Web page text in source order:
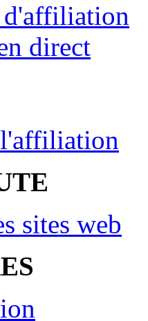
d'affiliation
direct
sites web